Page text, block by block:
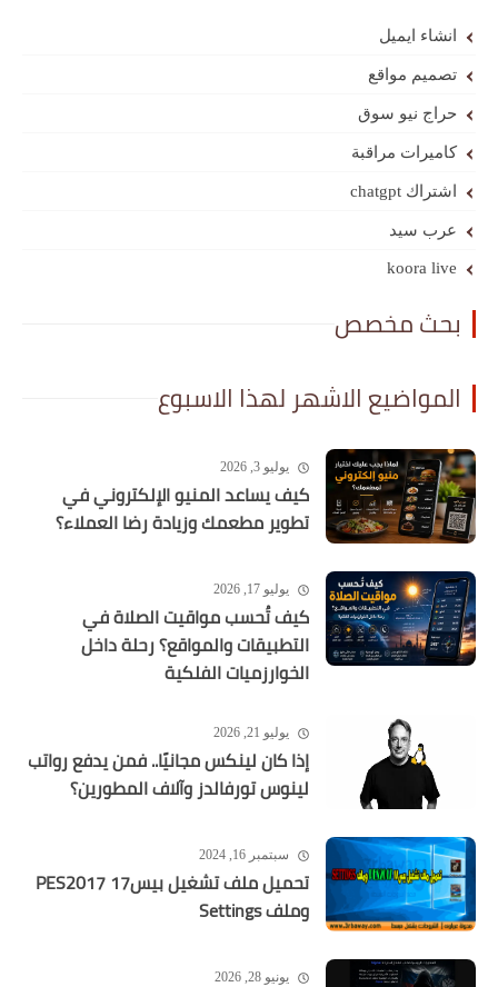
انشاء ايميل
تصميم مواقع
حراج نيو سوق
كاميرات مراقبة
اشتراك chatgpt
عرب سيد
koora live
بحث مخصص
المواضيع الاشهر لهذا الاسبوع
يوليو 3, 2026
كيف يساعد المنيو الإلكتروني في
تطوير مطعمك وزيادة رضا العملاء؟
يوليو 17, 2026
كيف تُحسب مواقيت الصلاة في
التطبيقات والمواقع؟ رحلة داخل
الخوارزميات الفلكية
يوليو 21, 2026
إذا كان لينكس مجانيًا.. فمن يدفع رواتب
لينوس تورفالدز وآلاف المطورين؟
سبتمبر 16, 2024
تحميل ملف تشغيل بيس17 PES2017
وملف Settings
يونيو 28, 2026